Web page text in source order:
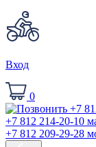
Вход
0
+7 812 214-20-10
+7 812 209-29-28